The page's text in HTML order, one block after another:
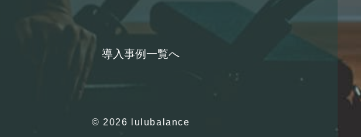
導入事例一覧へ
© 2026 lulubalance